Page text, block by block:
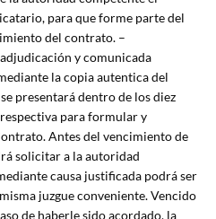
para que forme parte del
del contrato. –
y comunicada
la copia autentica del
presentará dentro de los diez
para formular y
Antes del vencimiento de
solicitar a la autoridad
causa justificada podrá ser
juzgue conveniente. Vencido
de haberle sido acordado, la